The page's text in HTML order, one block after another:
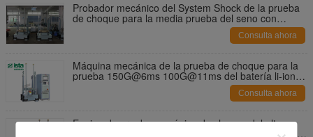
Probador mecánico del System Shock de la prueba
de choque para la media prueba del seno con
Consulta ahora
Máquina mecánica de la prueba de choque para la
prueba 150G@6ms 100G@11ms del batería li-ion
Consulta ahora
Equipo de prueba mecánico de choque del alto
rendimiento para la media prueba del seno de 150g